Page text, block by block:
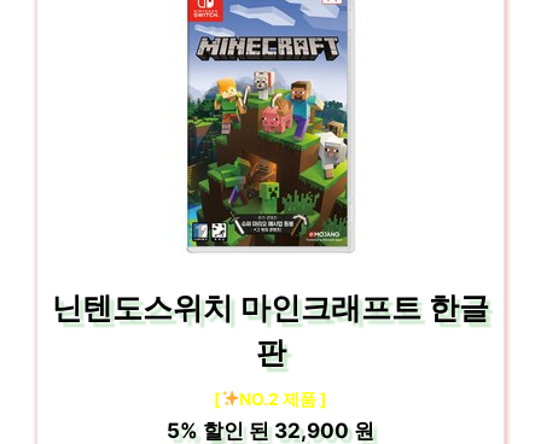
닌텐도스위치 마인크래프트 한글
판
[ NO.2 제품 ]
5% 할인 된32,900 원